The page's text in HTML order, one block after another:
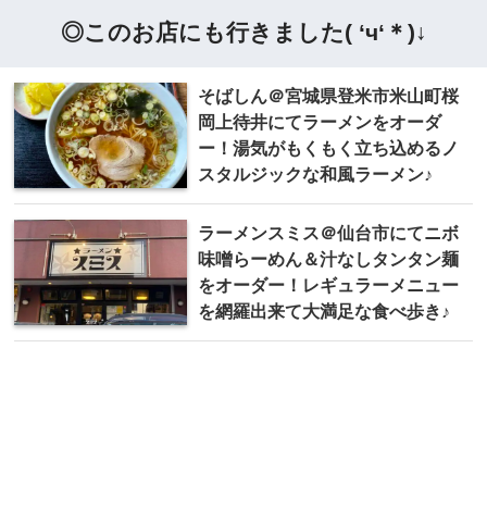
◎このお店にも行きました( ‘ч‘＊)↓
そばしん＠宮城県登米市米山町桜
岡上待井にてラーメンをオーダ
ー！湯気がもくもく立ち込めるノ
スタルジックな和風ラーメン♪
ラーメンスミス＠仙台市にてニボ
味噌らーめん＆汁なしタンタン麺
をオーダー！レギュラーメニュー
を網羅出来て大満足な食べ歩き♪